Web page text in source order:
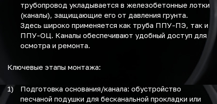
трубопровод укладывается в железобетонные лотки
(каналы), защищающие его от давления грунта.
Здесь широко применяется как труба ППУ-ПЭ, так и
ППУ-ОЦ. Каналы обеспечивают удобный доступ для
осмотра и ремонта.
Ключевые этапы монтажа:
Подготовка основания/канала: обустройство
песчаной подушки для бесканальной прокладки или